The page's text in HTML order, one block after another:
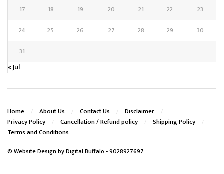
17
18 19 20 21 22
23
24
25 26 27 28 29
30
31
« Jul
Home About Us Contact Us
Disclaimer
Privacy Policy
Cancellation / Refund policy
Shipping Policy
Terms and Conditions
© Website Design byDigital Buffalo - 9028927697